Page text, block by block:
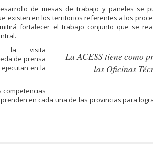
de mesas de trabajo y paneles se
existen en los territorios referentes a los
fortalecer el trabajo conjunto que se
La ACESS tiene como
las Oficinas
la visita
de prensa
en la
competencias
en cada una de las provincias para